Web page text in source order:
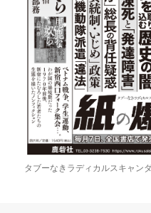
タブーなきラディカルスキャン